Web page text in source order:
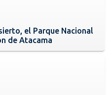
el Parque Nacional
de Atacama